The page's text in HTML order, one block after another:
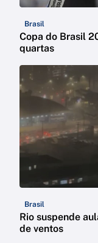
Brasil
Copa do Brasil
quartas
Brasil
Rio suspende
de ventos